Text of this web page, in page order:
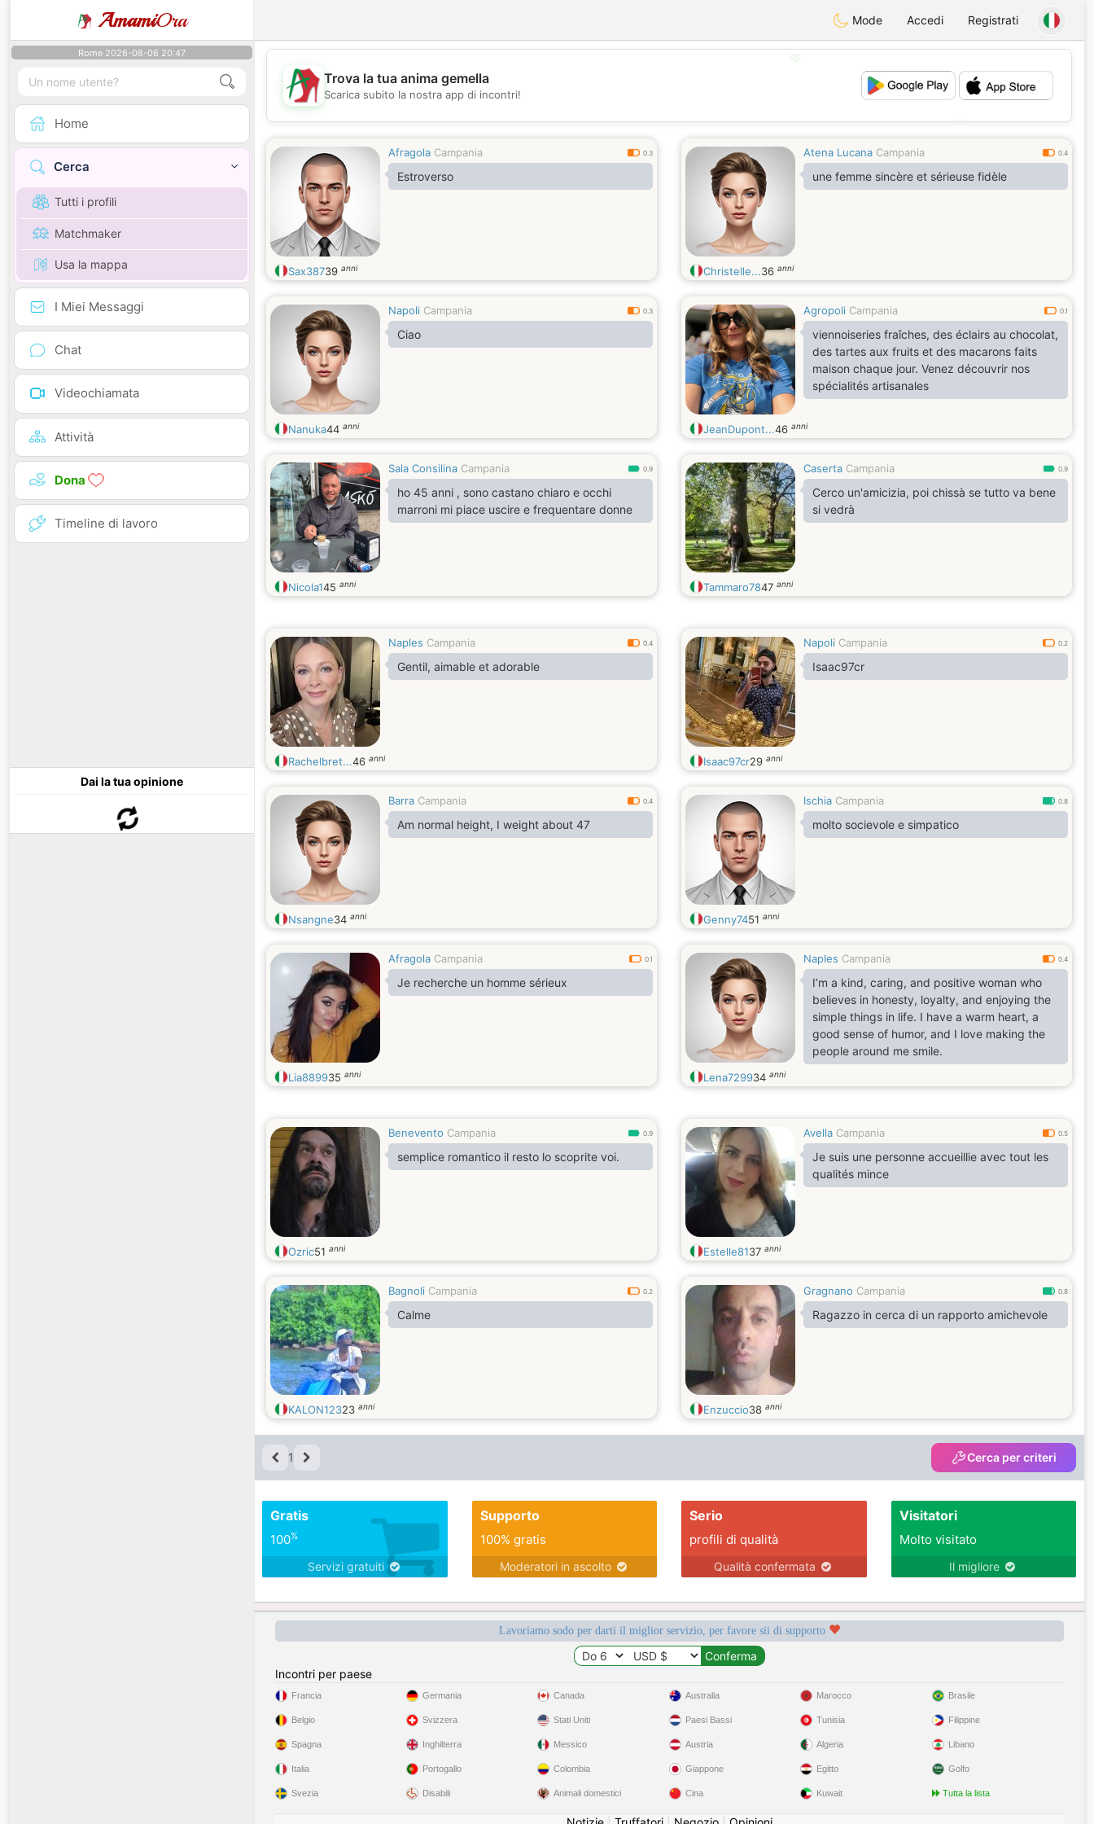
AmamiOra Mode Accedi Registrati
Rome 2026-08-06 20:47
Home
Cerca
Tutti i profili
Matchmaker
Usa la mappa
I Miei Messaggi
Chat
Videochiamata
Attività
Dona
Timeline di lavoro
Dai la tua opinione
💖
Trova la tua anima gemella
Scarica subito la nostra app di incontri!
Afragola Campania 0.3
Estroverso
Sax38739 anni
Atena Lucana Campania 0.4
une femme sincère et sérieuse fidèle
Christelle...36 anni
Napoli Campania 0.3
Ciao
Nanuka44 anni
Agropoli Campania 0.1
viennoiseries fraîches, des éclairs au chocolat,
des tartes aux fruits et des macarons faits
maison chaque jour. Venez découvrir nos
spécialités artisanales
JeanDupont...46 anni
Sala Consilina Campania 0.9
ho 45 anni , sono castano chiaro e occhi
marroni mi piace uscire e frequentare donne
Nicola145 anni
Caserta Campania 0.9
Cerco un'amicizia, poi chissà se tutto va bene
si vedrà
Tammaro7847 anni
Naples Campania 0.4
Gentil, aimable et adorable
Rachelbret...46 anni
Napoli Campania 0.2
Isaac97cr
Isaac97cr29 anni
Barra Campania 0.4
Am normal height, I weight about 47
Nsangne34 anni
Ischia Campania 0.8
molto socievole e simpatico
Genny7451 anni
Afragola Campania 0.1
Je recherche un homme sérieux
Lia889935 anni
Naples Campania 0.4
I’m a kind, caring, and positive woman who
believes in honesty, loyalty, and enjoying the
simple things in life. I have a warm heart, a
good sense of humor, and I love making the
people around me smile.
Lena729934 anni
Benevento Campania 0.9
semplice romantico il resto lo scoprite voi.
Ozric51 anni
Avella Campania 0.5
Je suis une personne accueillie avec tout les
qualités mince
Estelle8137 anni
Bagnoli Campania 0.2
Calme
KALON12323 anni
Gragnano Campania 0.8
Ragazzo in cerca di un rapporto amichevole
Enzuccio38 anni
1 Cerca per criteri
Gratis
100%
Servizi gratuiti
Supporto
100% gratis
Moderatori in ascolto
Serio
profili di qualità
Qualità confermata
Visitatori
Molto visitato
Il migliore
Lavoriamo sodo per darti il miglior servizio, per favore sii di supporto
Incontri per paese
Francia
Belgio
Spagna
Italia
Svezia
Germania
Svizzera
Inghilterra
Portogallo
Disabili
Canada
Stati Uniti
Messico
Colombia
Animali domestici
Australia
Paesi Bassi
Austria
Giappone
Cina
Marocco
Tunisia
Algeria
Egitto
Kuwait
Brasile
Filippine
Libano
Golfo
Tutta la lista